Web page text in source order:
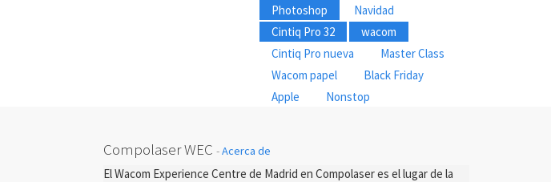
Photoshop
Navidad
Cintiq Pro 32
wacom
Cintiq Pro nueva
Master Class
Wacom papel
Black Friday
Apple
Nonstop
Compolaser WEC -Acerca de
El Wacom Experience Centre de Madrid en Compolaser es el lugar de la